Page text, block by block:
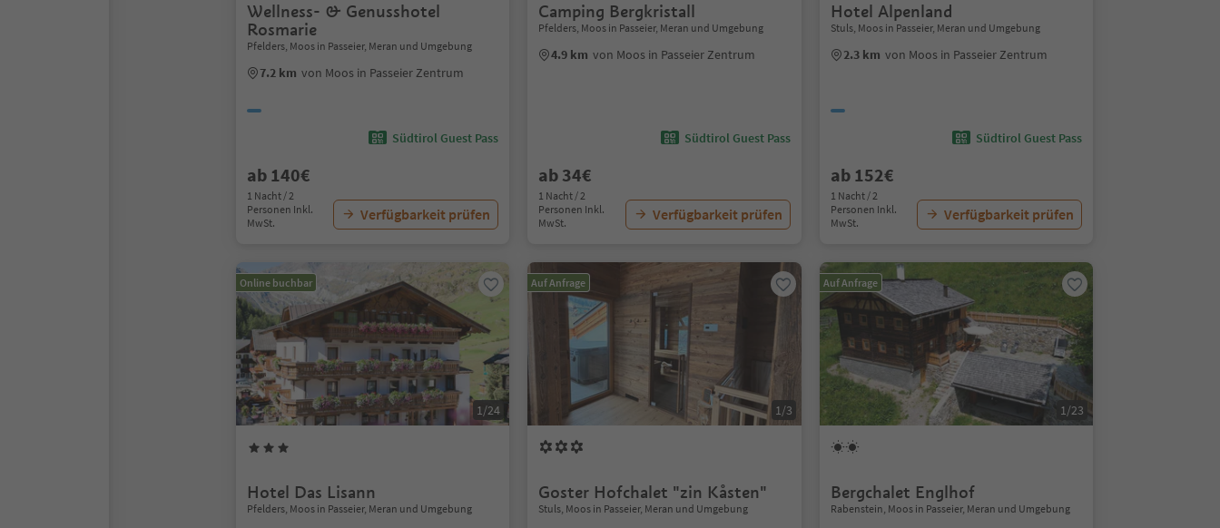
Wellness- & Genusshotel
Rosmarie
Pfelders, Moos in Passeier, Meran und Umgebung
7.2 km von Moos in Passeier Zentrum
Südtirol Guest Pass
ab 140€
1 Nacht / 2
Personen Inkl.
MwSt.
Verfügbarkeit prüfen
Camping Bergkristall
Pfelders, Moos in Passeier, Meran und Umgebung
4.9 km von Moos in Passeier Zentrum
Südtirol Guest Pass
ab 34€
1 Nacht / 2
Personen Inkl.
MwSt.
Verfügbarkeit prüfen
Hotel Alpenland
Stuls, Moos in Passeier, Meran und Umgebung
2.3 km von Moos in Passeier Zentrum
Südtirol Guest Pass
ab 152€
1 Nacht / 2
Personen Inkl.
MwSt.
Verfügbarkeit prüfen
Online buchbar
1/24
Hotel Das Lisann
Pfelders, Moos in Passeier, Meran und Umgebung
Auf Anfrage
1/3
Goster Hofchalet "zin Kåsten"
Stuls, Moos in Passeier, Meran und Umgebung
Auf Anfrage
1/23
Bergchalet Englhof
Rabenstein, Moos in Passeier, Meran und Umgebung